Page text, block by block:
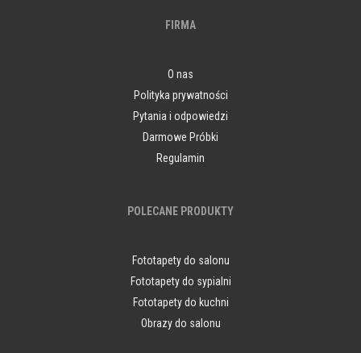
FIRMA
O nas
Polityka prywatności
Pytania i odpowiedzi
Darmowe Próbki
Regulamin
POLECANE PRODUKTY
Fototapety do salonu
Fototapety do sypialni
Fototapety do kuchni
Obrazy do salonu